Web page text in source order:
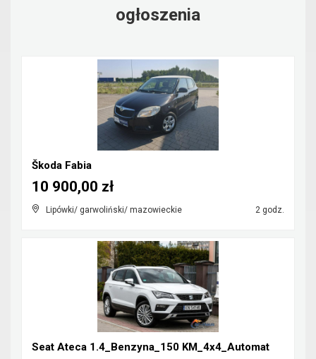
ogłoszenia
Škoda Fabia
Lipówki/ garwoliński/ mazowieckie 2 godz.
10 900,00 zł
Seat Ateca 1.4_Benzyna_150 KM_4x4_Automat